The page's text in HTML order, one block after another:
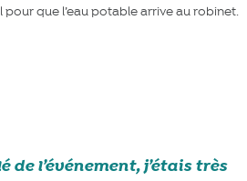
que l’eau potable arrive au robinet.
de l’événement, j’étais très